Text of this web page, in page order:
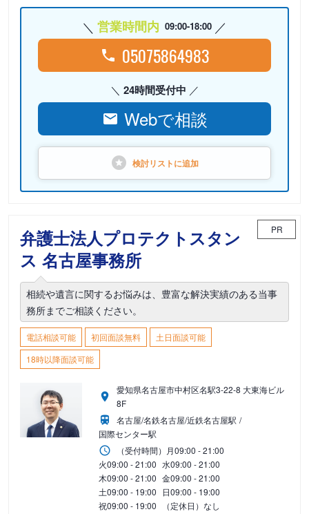
営業時間内 09:00-18:00
05075864983
24時間受付中
Webで相談
検討リストに追加
弁護士法人プロテクトスタン
ス 名古屋事務所
PR
相続や遺言に関するお悩みは、豊富な解決実績のある当事
務所までご相談ください。
電話相談可能 初回面談無料
土日面談可能
18時以降面談可能
愛知県名古屋市中村区名駅3-22-8 大東海ビル
8F
名古屋/名鉄名古屋/近鉄名古屋駅
国際センター駅
（受付時間） 月09:00 - 21:00
火09:00 - 21:00 水09:00 - 21:00
木09:00 - 21:00 金09:00 - 21:00
土09:00 - 19:00 日09:00 - 19:00
祝09:00 - 19:00 （定休日）なし